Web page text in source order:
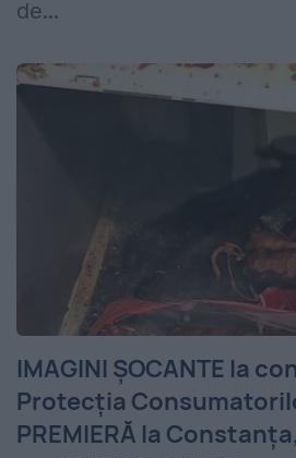
de...
IMAGINI ȘOCANTE la
Protecția
PREMIERĂ la